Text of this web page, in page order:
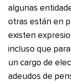
algunas
otras están en
existen
incluso que
un cargo de
adeudos de